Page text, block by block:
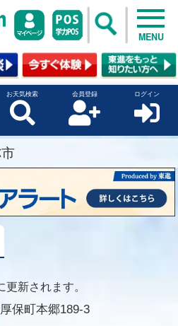
MENU
お天気検索 会員登録 ログイン
新されます。
保町本郷189-3